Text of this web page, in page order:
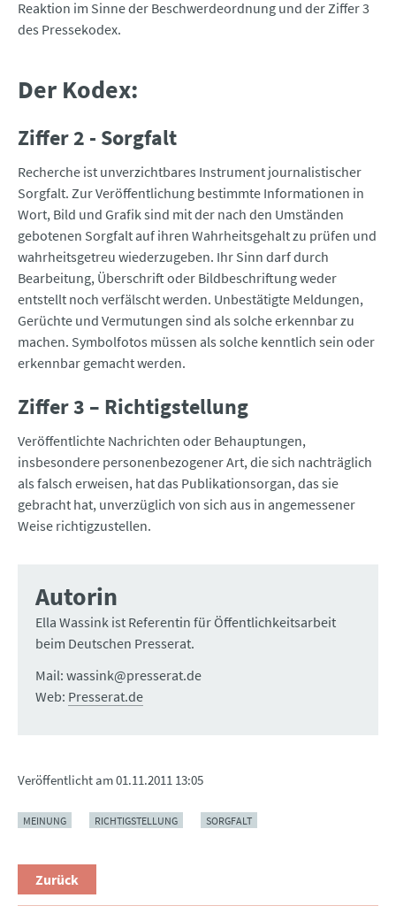
Reaktion im Sinne der Beschwerdeordnung und der Ziffer 3
des Pressekodex.
Der Kodex:
Ziffer 2 - Sorgfalt
Recherche ist unverzichtbares Instrument journalistischer
Sorgfalt. Zur Veröffentlichung bestimmte Informationen in
Wort, Bild und Grafik sind mit der nach den Umständen
gebotenen Sorgfalt auf ihren Wahrheitsgehalt zu prüfen und
wahrheitsgetreu wiederzugeben. Ihr Sinn darf durch
Bearbeitung, Überschrift oder Bildbeschriftung weder
entstellt noch verfälscht werden. Unbestätigte Meldungen,
Gerüchte und Vermutungen sind als solche erkennbar zu
machen. Symbolfotos müssen als solche kenntlich sein oder
erkennbar gemacht werden.
Ziffer 3 – Richtigstellung
Veröffentlichte Nachrichten oder Behauptungen,
insbesondere personenbezogener Art, die sich nachträglich
als falsch erweisen, hat das Publikationsorgan, das sie
gebracht hat, unverzüglich von sich aus in angemessener
Weise richtigzustellen.
Autorin
Ella Wassink ist Referentin für Öffentlichkeitsarbeit
beim Deutschen Presserat.
Mail: wassink@presserat.de
Web: Presserat.de
Veröffentlicht am01.11.2011 13:05
MEINUNG RICHTIGSTELLUNG SORGFALT
Zurück